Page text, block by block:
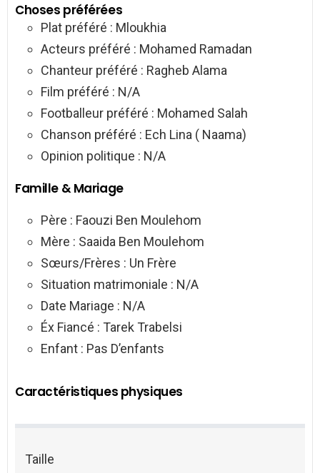
Choses préférées
Plat préféré : Mloukhia
Acteurs préféré : Mohamed Ramadan
Chanteur préféré : Ragheb Alama
Film préféré : N/A
Footballeur préféré : Mohamed Salah
Chanson préféré : Ech Lina ( Naama)
Opinion politique : N/A
Famille & Mariage
Père : Faouzi Ben Moulehom
Mère : Saaida Ben Moulehom
Sœurs/Frères : Un Frère
Situation matrimoniale : N/A
Date Mariage : N/A
Éx Fiancé : Tarek Trabelsi
Enfant : Pas D’enfants
Caractéristiques physiques
Taille